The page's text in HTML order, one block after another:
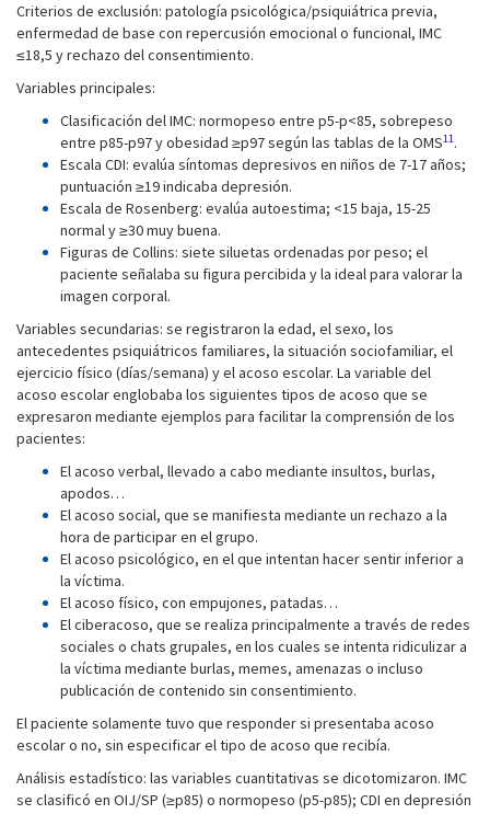
Criterios de exclusión: patología psicológica/psiquiátrica previa,
enfermedad de base con repercusión emocional o funcional, IMC
≤18,5 y rechazo del consentimiento.
Variables principales:
Clasificación del IMC: normopeso entre p5-p<85, sobrepeso
entre p85-p97 y obesidad ≥p97 según las tablas de la OMS11.
Escala CDI: evalúa síntomas depresivos en niños de 7-17 años;
puntuación ≥19 indicaba depresión.
Escala de Rosenberg: evalúa autoestima; <15 baja, 15-25
normal y ≥30 muy buena.
Figuras de Collins: siete siluetas ordenadas por peso; el
paciente señalaba su figura percibida y la ideal para valorar la
imagen corporal.
Variables secundarias: se registraron la edad, el sexo, los
antecedentes psiquiátricos familiares, la situación sociofamiliar, el
ejercicio físico (días/semana) y el acoso escolar. La variable del
acoso escolar englobaba los siguientes tipos de acoso que se
expresaron mediante ejemplos para facilitar la comprensión de los
pacientes:
El acoso verbal, llevado a cabo mediante insultos, burlas,
apodos…
El acoso social, que se manifiesta mediante un rechazo a la
hora de participar en el grupo.
El acoso psicológico, en el que intentan hacer sentir inferior a
la víctima.
El acoso físico, con empujones, patadas…
El ciberacoso, que se realiza principalmente a través de redes
sociales o chats grupales, en los cuales se intenta ridiculizar a
la víctima mediante burlas, memes, amenazas o incluso
publicación de contenido sin consentimiento.
El paciente solamente tuvo que responder si presentaba acoso
escolar o no, sin especificar el tipo de acoso que recibía.
Análisis estadístico: las variables cuantitativas se dicotomizaron. IMC
se clasificó en OIJ/SP (≥p85) o normopeso (p5-p85); CDI en depresión